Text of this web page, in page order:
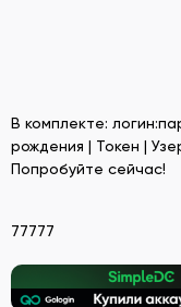
В комплекте:
рождения | Токен |
Попробуйте сейчас!
77777